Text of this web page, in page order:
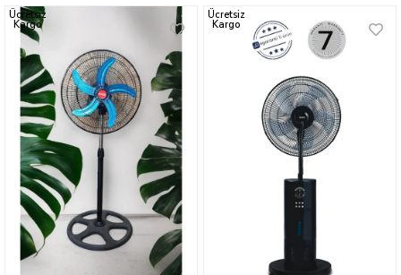
Ücretsiz
Kargo
Ücretsiz
Kargo